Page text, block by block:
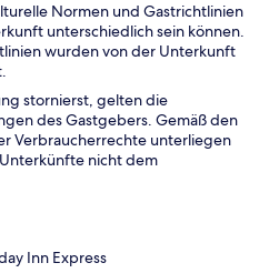
Normen und Gastrichtlinien
unterschiedlich sein können.
wurden von der Unterkunft
stornierst, gelten die
des Gastgebers. Gemäß den
Verbraucherrechte unterliegen
nicht dem
Inn Express